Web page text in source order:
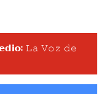
𝗠𝗲𝗱𝗶𝗼: 𝙻𝚊 𝚅𝚘𝚣 𝚍𝚎